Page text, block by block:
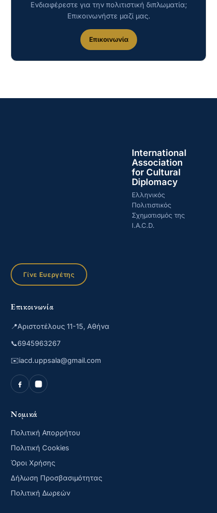
Ενδιαφέρεστε για την πολιτιστική διπλωματία;
Επικοινωνήστε μαζί μας.
Επικοινωνία
International
Association
for Cultural
Diplomacy
Ελληνικός
Πολιτιστικός
Σχηματισμός της
I.A.C.D.
Γίνε Ευεργέτης
Επικοινωνία
📍Αριστοτέλους 11-15, Αθήνα
📞6945963267
✉️iacd.uppsala@gmail.com
Νομικά
Πολιτική Απορρήτου
Πολιτική Cookies
Όροι Χρήσης
Δήλωση Προσβασιμότητας
Πολιτική Δωρεών